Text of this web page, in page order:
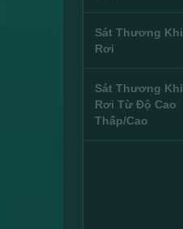
Sát Thương Khi
Rơi
Sát Thương Khi
Rơi Từ Độ Cao
Thấp/Cao